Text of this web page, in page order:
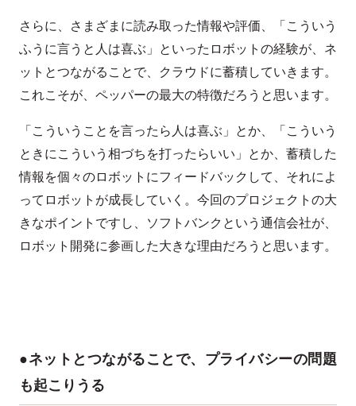
さらに、さまざまに読み取った情報や評価、「こういう
ふうに言うと人は喜ぶ」といったロボットの経験が、ネ
ットとつながることで、クラウドに蓄積していきます。
これこそが、ペッパーの最大の特徴だろうと思います。
「こういうことを言ったら人は喜ぶ」とか、「こういう
ときにこういう相づちを打ったらいい」とか、蓄積した
情報を個々のロボットにフィードバックして、それによ
ってロボットが成長していく。今回のプロジェクトの大
きなポイントですし、ソフトバンクという通信会社が、
ロボット開発に参画した大きな理由だろうと思います。
●ネットとつながることで、プライバシーの問題
も起こりうる